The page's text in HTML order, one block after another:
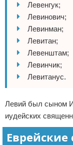
Левенгук;
Левинович;
Левинман;
Левитан;
Левенштам;
Левинчик;
Левитанус.
Левий был сыном
иудейских